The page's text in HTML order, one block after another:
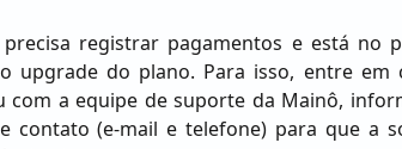
precisa registrar pagamentos e está no
upgrade do plano. Para isso, entre
com a equipe de suporte da Mainô,
contato (e-mail e telefone) para que a